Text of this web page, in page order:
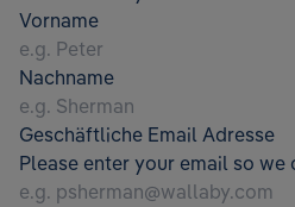
Vorname
Nachname
Geschäftliche Email Adresse
Please enter your email so we